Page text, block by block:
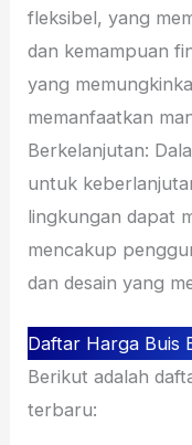
fleksibel, yang
dan kemampuan
yang
memanfaatkan
Berkelanjutan:
untuk
lingkungan dapat
mencakup
dan desain yang
Daftar Harga Buis
Berikut adalah
terbaru: